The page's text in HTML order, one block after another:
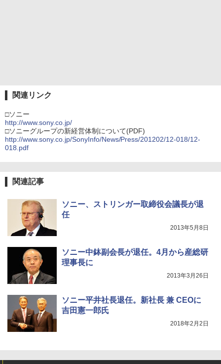
関連リンク
□ソニー
http://www.sony.co.jp/
□ソニーグループの新経営体制について(PDF)
http://www.sony.co.jp/SonyInfo/News/Press/201202/12-018/12-
018.pdf
関連記事
ソニー、ストリンガー取締役会議長が退
任
2013年5月8日
ソニー中鉢副会長が退任。4月から産総研
理事長に
2013年3月26日
ソニー平井社長退任。新社長 兼 CEOに
吉田憲一郎氏
2018年2月2日